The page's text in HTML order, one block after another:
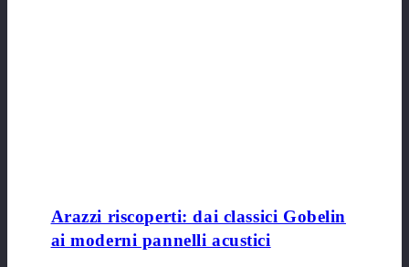
Arazzi riscoperti: dai classici Gobelin
ai moderni pannelli acustici